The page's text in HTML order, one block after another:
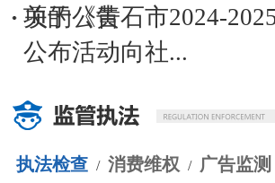
项的公告
关于《黄石市2024-
公布活动向社...
执法检查 / 消费维权 / 广告监测